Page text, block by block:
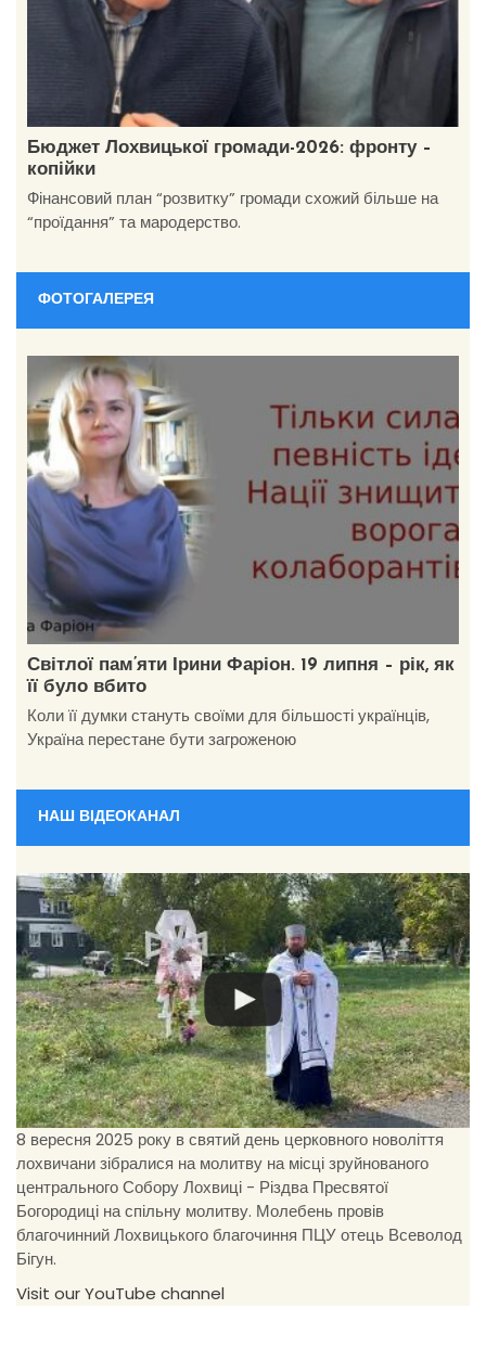
Бюджет Лохвицької громади-2026: фронту –
копійки
Фінансовий план “розвитку” громади схожий більше на
“проїдання” та мародерство.
ФОТОГАЛЕРЕЯ
Світлої пам’яти Ірини Фаріон. 19 липня – рік, як
її було вбито
Коли її думки стануть своїми для більшості українців,
Україна перестане бути загроженою
НАШ ВІДЕОКАНАЛ
8 вересня 2025 року в святий день церковного новоліття
лохвичани зібралися на молитву на місці зруйнованого
центрального Собору Лохвиці - Різдва Пресвятої
Богородиці на спільну молитву. Молебень провів
благочинний Лохвицького благочиння ПЦУ отець Всеволод
Бігун.
Visit our YouTube channel